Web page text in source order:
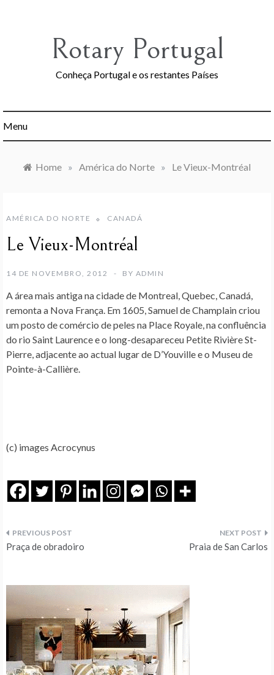
Rotary Portugal
Conheça Portugal e os restantes Países
Menu
Home » América do Norte » Le Vieux-Montréal
AMÉRICA DO NORTE CANADÁ
Le Vieux-Montréal
14 DE NOVEMBRO, 2012 BY ADMIN
A área mais antiga na cidade de Montreal, Quebec, Canadá,
remonta a Nova França. Em 1605, Samuel de Champlain criou
um posto de comércio de peles na Place Royale, na confluência
do rio Saint Laurence e o long-desapareceu Petite Rivière St-
Pierre, adjacente ao actual lugar de D’Youville e o Museu de
Pointe-à-Callière.
(c) images Acrocynus
Navegação
artigos
Praça de obradoiro Praia de San Carlos